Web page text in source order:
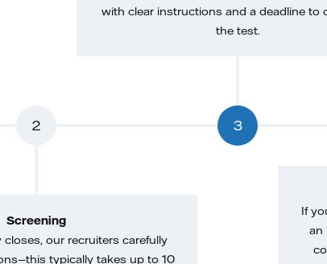
2
Screening
our recruiters carefully
typically takes up to 10
3
with clear instructions and a deadline to
the test.
If
an